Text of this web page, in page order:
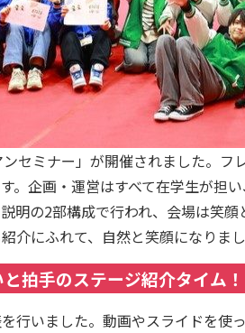
セミナー」が開催されました。
。企画・運営はすべて在学生が担
明の2部構成で行われ、会場は笑
介にふれて、自然と笑顔になりま
拍手のステージ紹介タイム！
行いました。動画やスライドを使